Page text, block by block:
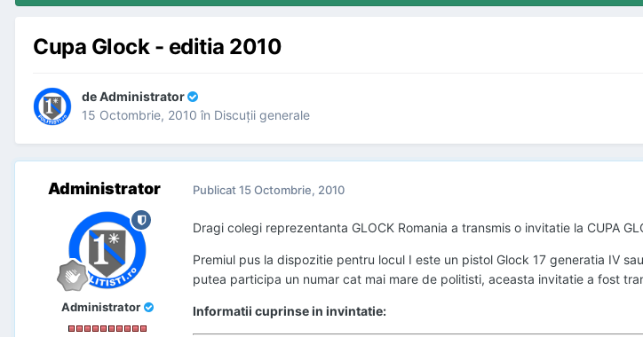
Cupa Glock - editia 2010
deAdministrator
15 Octombrie, 2010 în Discuţii generale
Administrator
Administrator
Publicat15 Octombrie, 2010
Dragi colegi reprezentanta GLOCK Romania a transmis o invitatie la CUPA
Premiul pus la dispozitie pentru locul I este un pistol Glock 17 generatia IV
putea participa un numar cat mai mare de politisti, aceasta invitatie a fost
Informatii cuprinse in invintatie: